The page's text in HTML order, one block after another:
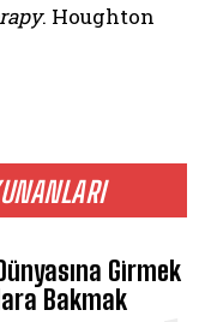
Girmek
Bakmak
. Houghton